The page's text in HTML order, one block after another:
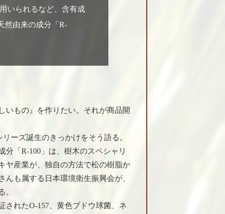
いられるなど、含有成
然由来の成分「R-
いもの』を作りたい。それが商品開
ーズ誕生のきっかけをそう語る。
分「R-100」は、樹木のスペシャリ
ヤ産業が、独自の方法で松の樹脂か
んも属する日本環境衛生振興会が、
。
されたO-157、黄色ブドウ球菌、ネ